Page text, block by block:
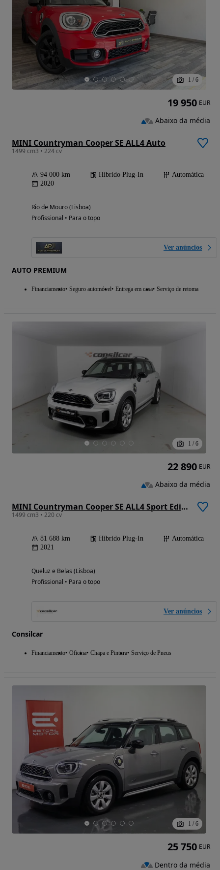
1 / 6
MINI Countryman Cooper SE ALL4 Auto
1499 cm3 • 224 cv
94 000 km Híbrido Plug-In
Automática
2020
Rio de Mouro (Lisboa)
Profissional • Para o topo
Ver anúncios
AUTO PREMIUM
Financiamento Seguro automóvel Entrega em casa Serviço de retoma
19 950 EUR
Abaixo da média
1 / 6
MINI Countryman Cooper SE ALL4 Sport Edition Auto
1499 cm3 • 220 cv
81 688 km Híbrido Plug-In
Automática
2021
Queluz e Belas (Lisboa)
Profissional • Para o topo
Ver anúncios
Consilcar
Financiamento Oficina Chapa e Pintura Serviço de Pneus
22 890 EUR
Abaixo da média
1 / 6
25 750 EUR
Dentro da média